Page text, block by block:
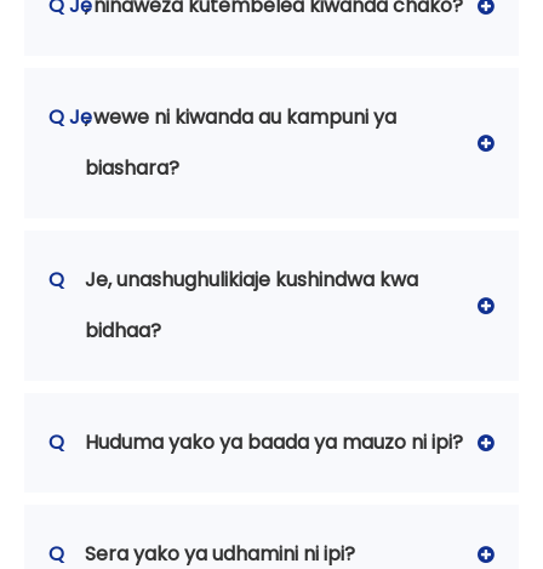
Q Je, wewe ni kiwanda au kampuni ya
biashara?
Q
Je, unashughulikiaje kushindwa kwa
bidhaa?
Q Huduma yako ya baada ya mauzo ni ipi?
Q Sera yako ya udhamini ni ipi?